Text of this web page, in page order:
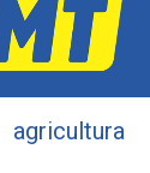
agricultura